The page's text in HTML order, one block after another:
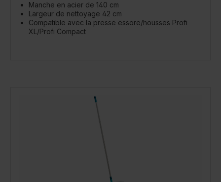
Manche en acier de 140 cm
Largeur de nettoyage 42 cm
Compatible avec la presse essore/housses Profi
XL/Profi Compact